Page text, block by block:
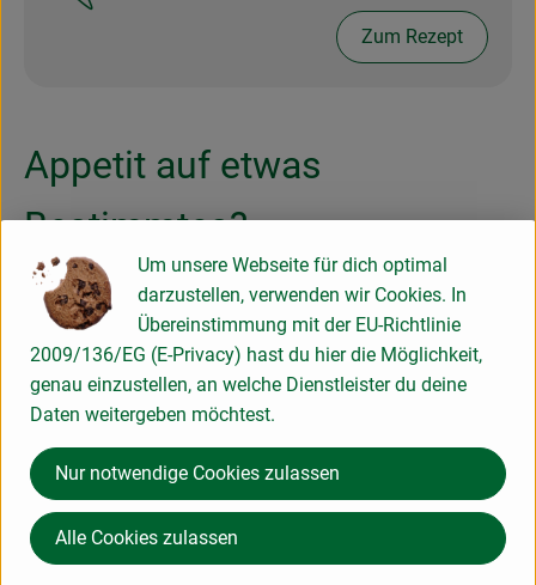
Zum Rezept
Appetit auf etwas
Bestimmtes?
Filter
... 14 15 16 17 18
22 23
Um unsere Webseite für dich optimal
darzustellen, verwenden wir Cookies. In
Übereinstimmung mit der EU-Richtlinie
2009/136/EG (E-Privacy) hast du hier die Möglichkeit,
genau einzustellen, an welche Dienstleister du deine
Daten weitergeben möchtest.
Nur notwendige Cookies zulassen
Alle Cookies zulassen